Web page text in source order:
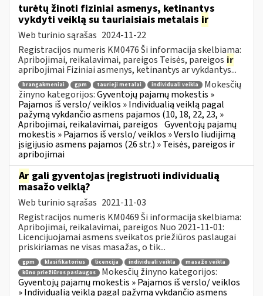
turėtų žinoti fiziniai asmenys, ketinantys
vykdyti veiklą su tauriaisiais metalais ir
Web turinio sąrašas 2024-11-22
Registracijos numeris KM0476 Ši informacija skelbiama:
Apribojimai, reikalavimai, pareigos Teisės, pareigos ir
apribojimai Fiziniai asmenys, ketinantys ar vykdantys...
brangakmeniai gpm taurieji metalai individuali veikla
Mokesčių
žinyno kategorijos:Gyventojų pajamų mokestis »
Pajamos iš verslo/ veiklos » Individualią veiklą pagal
pažymą vykdančio asmens pajamos (10, 18, 22, 23, »
Apribojimai, reikalavimai, pareigos Gyventojų pajamų
mokestis » Pajamos iš verslo/ veiklos » Verslo liudijimą
įsigijusio asmens pajamos (26 str.) » Teisės, pareigos ir
apribojimai
Ar gali gyventojas įregistruoti individualią
masažo veiklą?
Web turinio sąrašas 2021-11-03
Registracijos numeris KM0469 Ši informacija skelbiama:
Apribojimai, reikalavimai, pareigos Nuo 2021-11-01:
Licencijuojamai asmens sveikatos priežiūros paslaugai
priskiriamas ne visas masažas, o tik...
gpm klasifikatorius licencija individuali veikla
masažo veikla
kūno priežiūros paslaugos
Mokesčių žinyno kategorijos:
Gyventojų pajamų mokestis » Pajamos iš verslo/ veiklos
» Individualią veiklą pagal pažymą vykdančio asmens